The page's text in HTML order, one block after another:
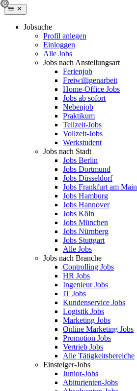
Jobsuche
Profil anlegen
Einloggen
Alle Jobs
Jobs nach Anstellungsart
Ferienjob
Freiwilligenarbeit
Home-Office Jobs
Jobs ab sofort
Nebenjob
Praktikum
Teilzeit-Jobs
Vollzeit-Jobs
Werkstudent
Jobs nach Stadt
Jobs Berlin
Jobs Dortmund
Jobs Düsseldorf
Jobs Frankfurt am Main
Jobs Hamburg
Jobs Hannover
Jobs Köln
Jobs München
Jobs Nürnberg
Jobs Stuttgart
Alle Jobs
Jobs nach Branche
Controlling Jobs
HR Jobs
Ingenieur Jobs
IT Jobs
Kundenservice Jobs
Logistik Jobs
Marketing Jobs
Online Marketing Jobs
Promotion Jobs
Vertrieb Jobs
Alle Tätigkeitsbereiche
Einsteiger-Jobs
Junior-Jobs
Abiturienten-Jobs